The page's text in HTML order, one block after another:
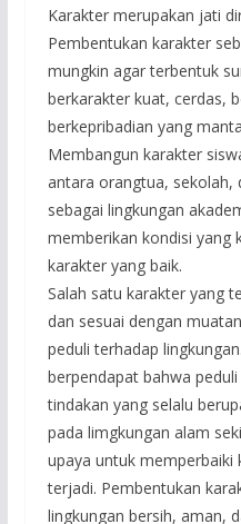
Karakter merupakan jati
Pembentukan karakter
mungkin agar terbentuk
berkarakter kuat, cerdas,
berkepribadian yang
Membangun karakter
antara orangtua, sekolah,
sebagai lingkungan
memberikan kondisi yang
karakter yang baik.
Salah satu karakter yang
dan sesuai dengan
peduli terhadap
berpendapat bahwa
tindakan yang selalu
pada limgkungan alam
upaya untuk memperbaiki
terjadi. Pembentukan
lingkungan bersih, aman,